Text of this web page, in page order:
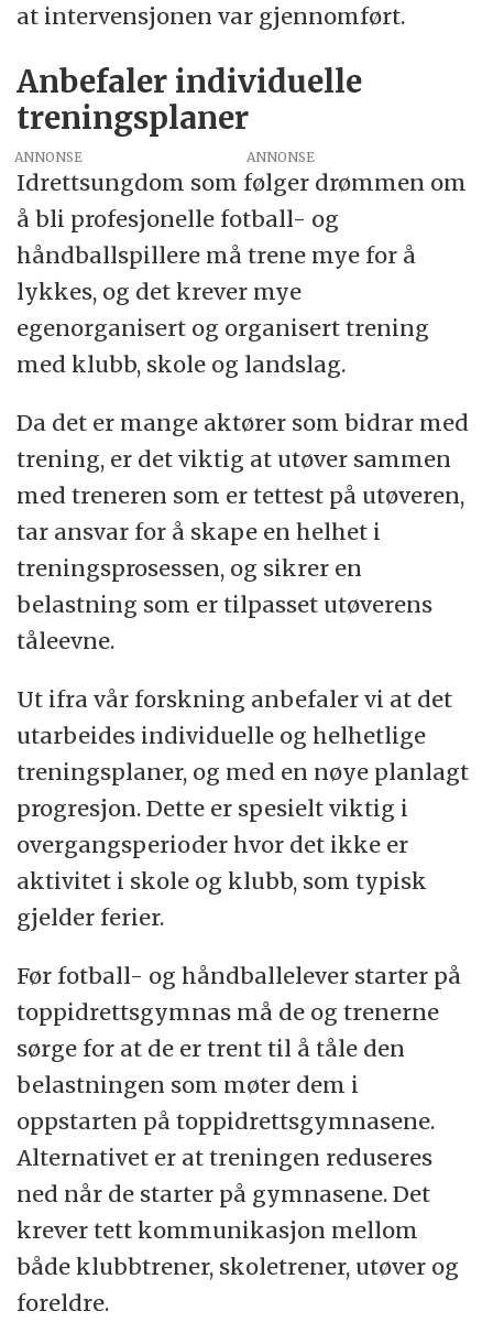
at intervensjonen var gjennomført.
Anbefaler individuelle
treningsplaner
ANNONSE
Idrettsungdom som følger drømmen om
å bli profesjonelle fotball- og
håndballspillere må trene mye for å
lykkes, og det krever mye
egenorganisert og organisert trening
med klubb, skole og landslag.
Da det er mange aktører som bidrar med
trening, er det viktig at utøver sammen
med treneren som er tettest på utøveren,
tar ansvar for å skape en helhet i
treningsprosessen, og sikrer en
belastning som er tilpasset utøverens
tåleevne.
Ut ifra vår forskning anbefaler vi at det
utarbeides individuelle og helhetlige
treningsplaner, og med en nøye planlagt
progresjon. Dette er spesielt viktig i
overgangsperioder hvor det ikke er
aktivitet i skole og klubb, som typisk
gjelder ferier.
Før fotball- og håndballelever starter på
toppidrettsgymnas må de og trenerne
sørge for at de er trent til å tåle den
belastningen som møter dem i
oppstarten på toppidrettsgymnasene.
Alternativet er at treningen reduseres
ned når de starter på gymnasene. Det
krever tett kommunikasjon mellom
både klubbtrener, skoletrener, utøver og
foreldre.